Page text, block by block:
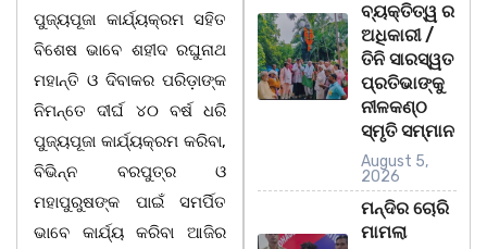
ପୁଜ୍ୟପୂଜା କାର୍ଯ୍ୟକ୍ରମ ସହିତ
ବିଶେଷ ଭାବେ ଶହୀଦ ରଘୁନାଥ
ମହାନ୍ତି ଓ ଦିବାକର ପରିଡ଼ାଙ୍କ
ନିମନ୍ତେ ଦୀର୍ଘ ୪୦ ବର୍ଷ ଧରି
ପୁଜ୍ୟପୂଜା କାର୍ଯ୍ୟକ୍ରମ କରିବା,
ବିଭିନ୍ନ ବରପୁତ୍ର ଓ
ମହାପୁରୁଷଙ୍କ ପାଇଁ ସମର୍ପିତ
ଭାବେ କାର୍ଯ୍ୟ କରିବା ଆଜିର
ବ୍ୟକ୍ତିତ୍ୱ ର
ଅଧିକାରୀ /
ତିନି ସାରସ୍ୱତ
ପ୍ରତିଭାଙ୍କୁ
ନୀଳକଣ୍ଠ
ସ୍ମୃତି ସମ୍ମାନ
August 5,
2026
ମନ୍ଦିର ଚୋରି
ମାମଲା